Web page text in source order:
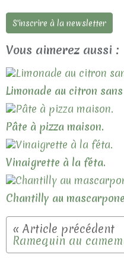
S'inscrire à la newsletter
Vous aimerez aussi :
Limonade au citron
Pâte à pizza maison.
Vinaigrette à la féta.
Chantilly au
Ramequin au